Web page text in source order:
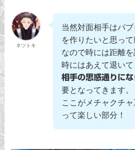
ネツトキ
当然対面相手はパ
を作りたいと思っ
なので時には距離を
時にはあえて退いて
相手の思惑通りに
要となってきます。
ここがメチャクチ
って楽しい部分！